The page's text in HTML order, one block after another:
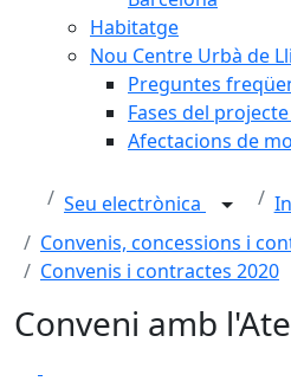
Habitatge
Nou Centre Urbà de
Preguntes
Fases del
Afectacions de
Seu electrònica
Convenis, concessions i
Convenis i contractes 2020
Conveni amb